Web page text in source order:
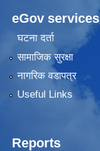
eGov services
घटना दर्ता
सामाजिक सुरक्षा
नागरिक वडापत्र
Useful Links
Reports